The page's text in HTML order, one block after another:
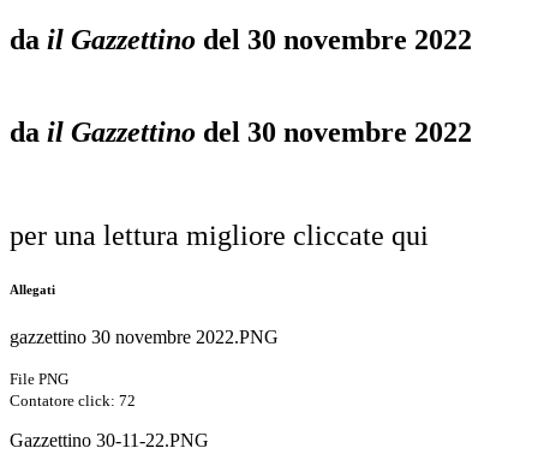
da il Gazzettino del 30 novembre 2022
da il Gazzettino del 30 novembre 2022
per una lettura migliore cliccate qui
Allegati
gazzettino 30 novembre 2022.PNG
File PNG
Contatore click: 72
Gazzettino 30-11-22.PNG